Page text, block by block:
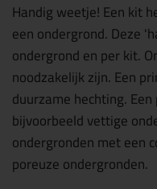
Handig weetje! Een kit
een ondergrond. Deze
ondergrond en per kit.
noodzakelijk zijn. Een
duurzame hechting.
bijvoorbeeld vettige
ondergronden met een
poreuze ondergronden.